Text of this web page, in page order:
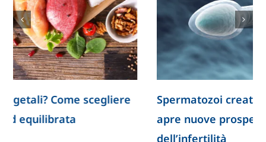
Spermatozoi creati in laboratorio: la ricerca
apre nuove prospettive per lo studio